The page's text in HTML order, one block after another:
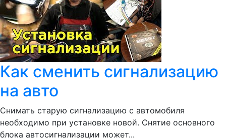
Как сменить сигнализацию
на авто
Снимать старую сигнализацию с автомобиля
необходимо при установке новой. Снятие основного
блока автосигнализации может...